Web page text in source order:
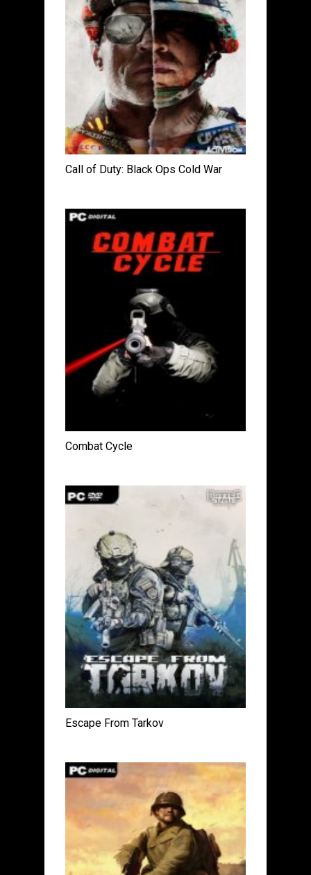
Call of Duty: Black Ops Cold War
Combat Cycle
Escape From Tarkov